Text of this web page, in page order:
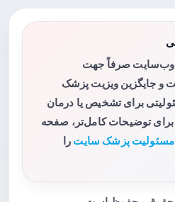
وب‌سایت صرفاً جهت
و جایگزین ویزیت پزشک
برای تشخیص یا درمان
برای توضیحات کامل‌تر، صفحه
پزشک سایت را